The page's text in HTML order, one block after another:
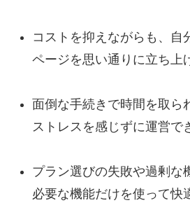
コストを抑えながらも、自
ページを思い通りに立ち上
面倒な手続きで時間を取ら
ストレスを感じずに運営で
プラン選びの失敗や過剰な
必要な機能だけを使って快